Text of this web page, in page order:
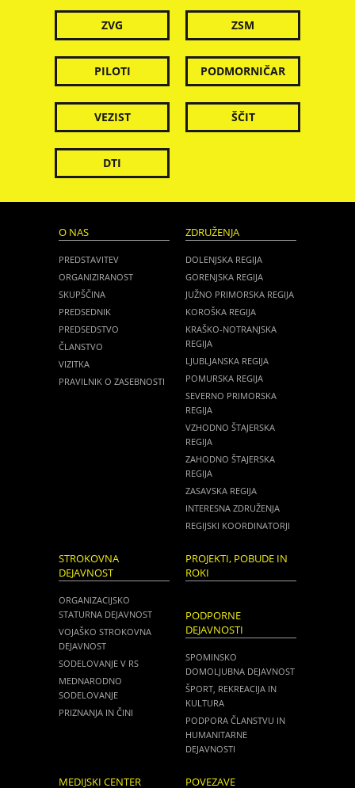
ZVG ZSM
PILOTI PODMORNIČAR
VEZIST ŠČIT
DTI
O NAS
PREDSTAVITEV
ORGANIZIRANOST
SKUPŠČINA
PREDSEDNIK
PREDSEDSTVO
ČLANSTVO
VIZITKA
PRAVILNIK O ZASEBNOSTI
ZDRUŽENJA
DOLENJSKA REGIJA
GORENJSKA REGIJA
JUŽNO PRIMORSKA REGIJA
KOROŠKA REGIJA
KRAŠKO-NOTRANJSKA
REGIJA
LJUBLJANSKA REGIJA
POMURSKA REGIJA
SEVERNO PRIMORSKA
REGIJA
VZHODNO ŠTAJERSKA
REGIJA
ZAHODNO ŠTAJERSKA
REGIJA
ZASAVSKA REGIJA
INTERESNA ZDRUŽENJA
REGIJSKI KOORDINATORJI
STROKOVNA
DEJAVNOST
ORGANIZACIJSKO
STATURNA DEJAVNOST
VOJAŠKO STROKOVNA
DEJAVNOST
SODELOVANJE V RS
MEDNARODNO
SODELOVANJE
PRIZNANJA IN ČINI
PROJEKTI, POBUDE IN
ROKI
PODPORNE
DEJAVNOSTI
SPOMINSKO
DOMOLJUBNA DEJAVNOST
ŠPORT, REKREACIJA IN
KULTURA
PODPORA ČLANSTVU IN
HUMANITARNE
DEJAVNOSTI
MEDIJSKI CENTER POVEZAVE